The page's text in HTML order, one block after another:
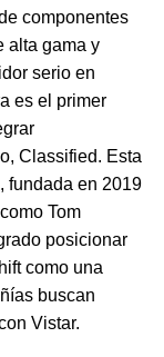
componentes
alta gama y
serio en
es el primer
Classified. Esta
fundada en 2019
Tom
posicionar
como una
buscan
Vistar.